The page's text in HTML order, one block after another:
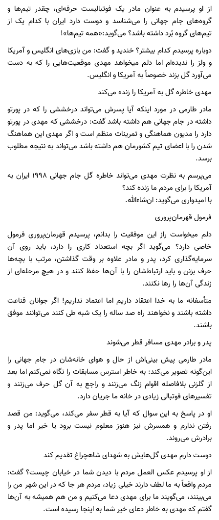
از او پرسیدم به عنوان مادر یک فوتبالیست حرفه‌ای، چقدر تیم‌ها و
گروه‌های جام جهانی را می‌شناسد و دوست دارد ایران با کدام یک از
تیم‌های گروه بُرد داشته باشد؟ می‌گوید:«همه تیم‌ها»!
دوباره پرسیدم کدام بیشتر؟ خندید و گفت: من بازی‌های انگلیس و آمریکا
و ولز را ندیده‌ام اما دلم میخواهد مهدی موقعیت‌هایی را که به دست
می‌آورد گل بزند خصوصاً به آمریکا و انگلیس.
مهدی خاطره گل به آمریکا را زنده می‌کند
مادر طارمی در مورد اینکه آیا پسرش می‌تواند درخششی را که در پورتو
داشته در جام جهانی هم داشته باشد گفت: درخششی که مهدی در پورتو
دارد را مدیون هماهنگی و تمرینات منظم است و اگر مهدی این هماهنگ
شدن را با اعضای تیم کشورمان هم داشته باشد می‌تواند به نتیجه مطلوب
برسد.
می‌پرسم به نظرت مهدی می‌تواند خاطره‌ گل جام جهانی ۱۹۹۸ ایران به
آمریکا را برای مردم ما زنده کند؟
با امیدواری می‌گوید: ان‌شاءالله.
فرمول قهرمان‌پروری
دلم میخواست راز این موفقیت را بدانم، پرسیدم قهرمان‌پروری فرمول
خاصی دارد؟ می‌گوید اگر بچه استعداد کاری را دارد، باید روی آن
سرمایه‌گذاری کرد، پدر و مادر علاوه بر وقت گذاشتن، مرتب با بچه‌ها
حرف بزنن و باید ارتباط‌شان را با آن‌ها حفظ کنند و در هیچ مرحله‌ای از
زندگی آن‌ها را رها نکنند.
متأسفانه ما به خدا اعتقاد داریم اما اعتماد نداریم! اگر جوانان قناعت
داشته باشند و نخواهند راه صد ساله را یک شبه طی کنند می‌توانند موفق
باشند.
پدر و برادر مهدی مسافر قطر می‌شوند
مادر طارمی پیش بینی‌اش از حال و هوای خانه‌شان در جام جهانی را
این‌گونه تصویر می‌کند: به خاطر استرس مسابقات را نگاه نمی‌کنم اما بعد
از گلزنی بلافاصله اقوام زنگ می‌زنند و راجع به آن گل حرف می‌زنند و
تفسیر‌های فوتبالی زیادی در خانه ما جریان دارد.
او در پاسخ به این سوال که آیا به قطر سفر می‌کند، می‌گوید: من قصد
رفتن ندارم و همسرش نیز هنوز معلوم نیست برود یا خیر اما پدر و
برادرش می‌روند.
دوست دارم مهدی گل‌هایش به شهدای شاهچراغ تقدیم کند
از او پرسیدم عکس العمل مردم با دیدن شما در خیابان چیست؟ گفت:
مردم واقعاً به ما لطف دارند خیلی زیاد، مردم هر جا که در این شهر من را
می‌بینند، می‌گویند ما برای مهدی دعا می‌کنیم و من هم همیشه به آن‌ها
گفتم که مهدی به خاطر دعای خیر شما به اینجا رسیده است.